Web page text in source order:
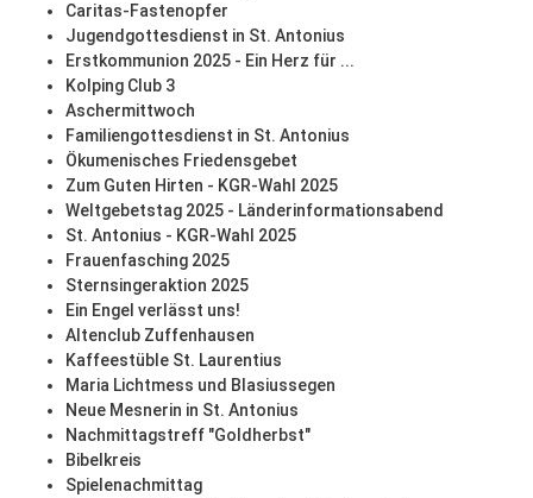
Caritas-Fastenopfer
Jugendgottesdienst in St. Antonius
Erstkommunion 2025 - Ein Herz für ...
Kolping Club 3
Aschermittwoch
Familiengottesdienst in St. Antonius
Ökumenisches Friedensgebet
Zum Guten Hirten - KGR-Wahl 2025
Weltgebetstag 2025 - Länderinformationsabend
St. Antonius - KGR-Wahl 2025
Frauenfasching 2025
Sternsingeraktion 2025
Ein Engel verlässt uns!
Altenclub Zuffenhausen
Kaffeestüble St. Laurentius
Maria Lichtmess und Blasiussegen
Neue Mesnerin in St. Antonius
Nachmittagstreff "Goldherbst"
Bibelkreis
Spielenachmittag